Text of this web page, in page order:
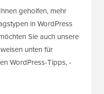
geholfen, mehr
in WordPress
Sie auch unsere